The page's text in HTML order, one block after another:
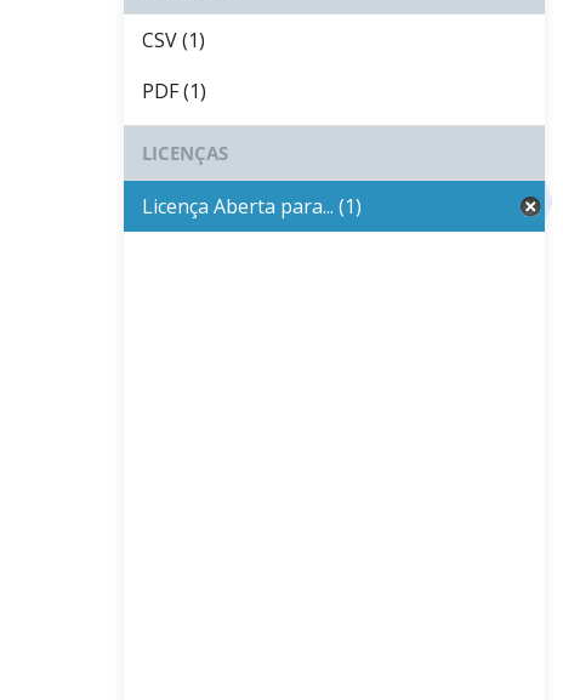
CSV (1)
PDF (1)
LICENÇAS
Licença Aberta para... (1)